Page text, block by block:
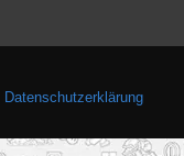
Datenschutzerklärung